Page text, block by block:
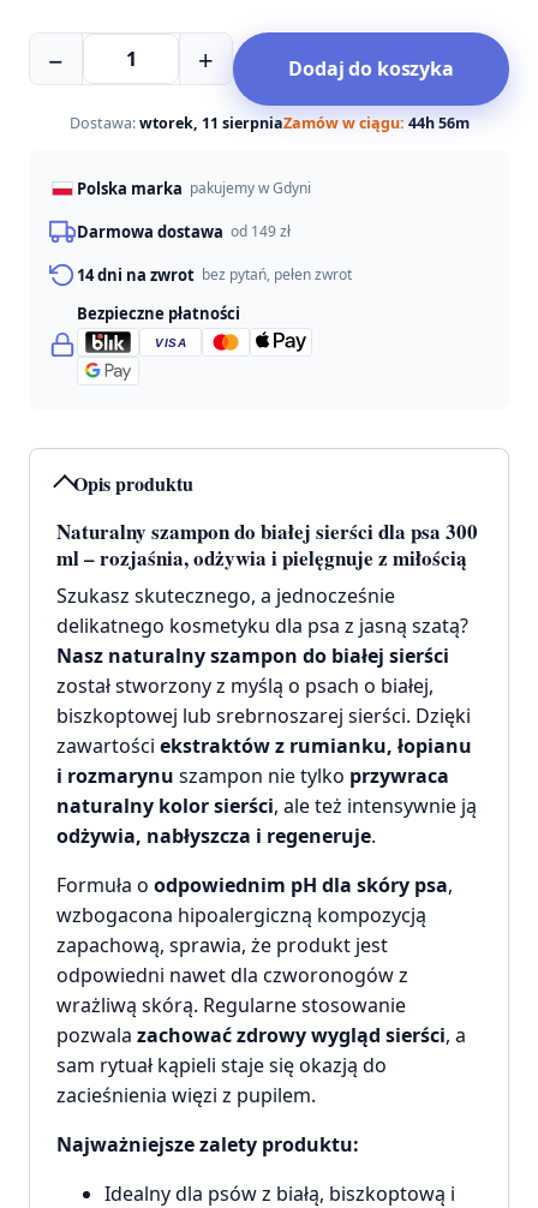
Opis produktu
Naturalny szampon do białej sierści dla psa 300
ml – rozjaśnia, odżywia i pielęgnuje z miłością
Szukasz skutecznego, a jednocześnie
delikatnego kosmetyku dla psa z jasną szatą?
Nasz naturalny szampon do białej sierści
został stworzony z myślą o psach o białej,
biszkoptowej lub srebrnoszarej sierści. Dzięki
zawartości ekstraktów z rumianku, łopianu
i rozmarynu szampon nie tylko przywraca
naturalny kolor sierści, ale też intensywnie ją
odżywia, nabłyszcza i regeneruje.
Formuła o odpowiednim pH dla skóry psa,
wzbogacona hipoalergiczną kompozycją
zapachową, sprawia, że produkt jest
odpowiedni nawet dla czworonogów z
wrażliwą skórą. Regularne stosowanie
pozwala zachować zdrowy wygląd sierści, a
sam rytuał kąpieli staje się okazją do
zacieśnienia więzi z pupilem.
Najważniejsze zalety produktu:
Idealny dla psów z białą, biszkoptową i
−
ilość
Totobi
szampon
białej
sierści
300ml
+ Dodaj do koszyka
Dostawa: wtorek, 11 sierpniaZamów w ciągu: 44h 56m
Polska marka pakujemy w Gdyni
Darmowa dostawa od 149 zł
14 dni na zwrot bez pytań, pełen zwrot
Bezpieczne płatności
VISA